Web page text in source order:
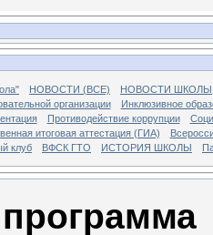
НОВОСТИ (ВСЕ)
НОВОСТИ ШКОЛЫ
организации
Инклюзивное
Противодействие коррупции
итоговая аттестация (ГИА)
клуб
ВФСК ГТО ИСТОРИЯ ШКОЛЫ